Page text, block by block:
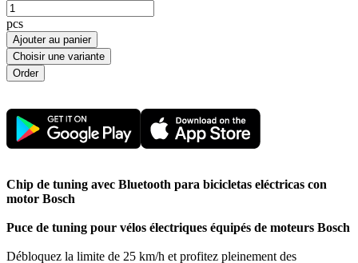
pcs
Ajouter au panier
Choisir une variante
Chip de tuning avec Bluetooth para bicicletas eléctricas con
motor Bosch
Puce de tuning pour vélos électriques équipés de moteurs Bosch
Débloquez la limite de 25 km/h et profitez pleinement des